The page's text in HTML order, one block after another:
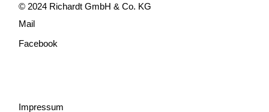
© 2024 Richardt GmbH & Co. KG
Mail
Facebook
Impressum